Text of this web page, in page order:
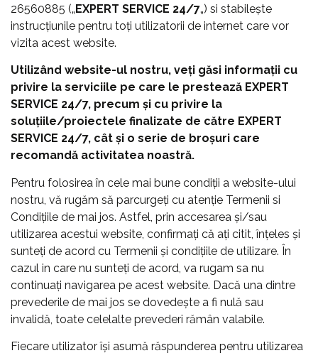
26560885 („EXPERT SERVICE 24/7„) si stabilește
instrucțiunile pentru toți utilizatorii de internet care vor
vizita acest website.
Utilizând website-ul nostru, veți găsi informații cu
privire la serviciile pe care le prestează EXPERT
SERVICE 24/7, precum și cu privire la
soluțiile/proiectele finalizate de către EXPERT
SERVICE 24/7, cât și o serie de broșuri care
recomandă activitatea noastră.
Pentru folosirea în cele mai bune condiții a website-ului
nostru, vă rugăm să parcurgeți cu atenție Termenii si
Condițiile de mai jos. Astfel, prin accesarea şi/sau
utilizarea acestui website, confirmați că ați citit, înțeles şi
sunteți de acord cu Termenii şi condițiile de utilizare. În
cazul in care nu sunteți de acord, va rugam sa nu
continuați navigarea pe acest website. Dacă una dintre
prevederile de mai jos se dovedește a fi nulă sau
invalidă, toate celelalte prevederi rămân valabile.
Fiecare utilizator îşi asumă răspunderea pentru utilizarea